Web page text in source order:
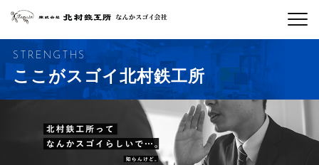
STRENGTHS
ここがスゴイ北村鉄工所